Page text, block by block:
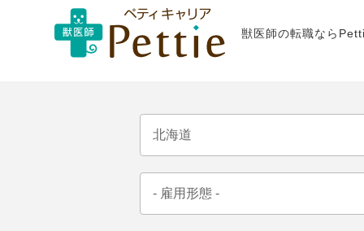
獣医師の転職なら